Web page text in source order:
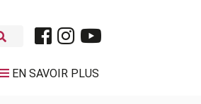
EN SAVOIR PLUS